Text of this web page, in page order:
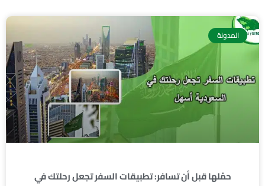
المدونة
حمّلها قبل أن تسافر: تطبيقات السفر تجعل رحلتك في
Page